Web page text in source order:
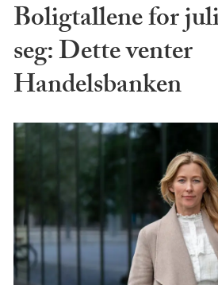
Boligtallene for
seg: Dette venter
Handelsbanken